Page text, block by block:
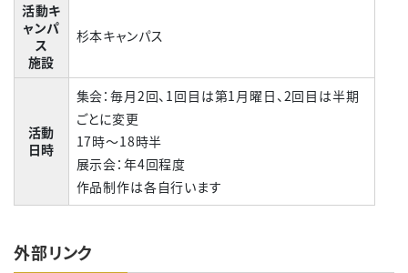
活動キ
ャンパ
ス
施設
杉本キャンパス
活動
日時
集会：毎月2回、1回目は第1月曜日、2回目は半期
ごとに変更
17時～18時半
展示会：年4回程度
作品制作は各自行います
外部リンク